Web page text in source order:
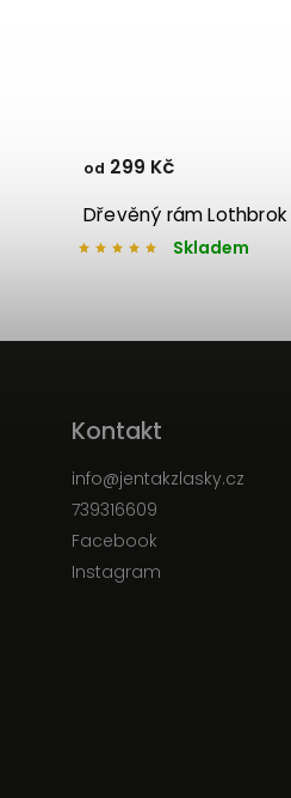
Skladem
od 299 Kč
Kontakt
info@jentakzlasky.cz
739316609
Facebook
Instagram